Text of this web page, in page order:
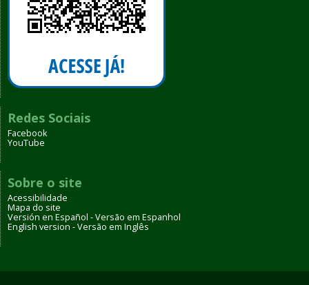
Redes Sociais
Facebook
YouTube
Sobre o site
Acessibilidade
Mapa do site
Versión en Español - Versão em Espanhol
English version - Versão em Inglês